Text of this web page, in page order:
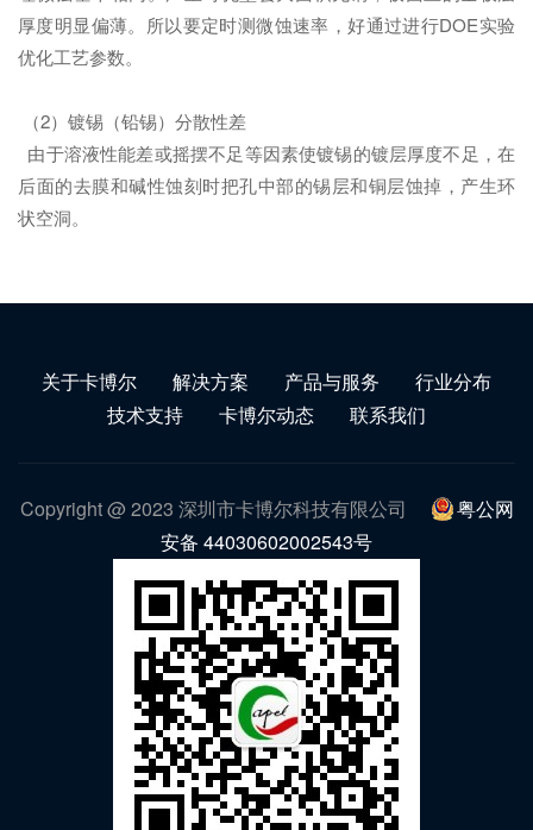
厚度明显偏薄。所以要定时测微蚀速率，好通过进行DOE实验
优化工艺参数。
（2）镀锡（铅锡）分散性差
由于溶液性能差或摇摆不足等因素使镀锡的镀层厚度不足，在
后面的去膜和碱性蚀刻时把孔中部的锡层和铜层蚀掉，产生环
状空洞。
关于卡博尔 解决方案 产品与服务
行业分布
技术支持
卡博尔动态 联系我们
Copyright @ 2023 深圳市卡博尔科技有限公司
粤公网
安备 44030602002543号